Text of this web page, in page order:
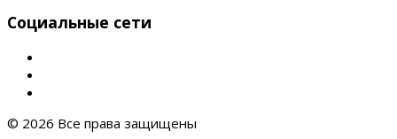
Социальные сети
© 2026 Все права защищены